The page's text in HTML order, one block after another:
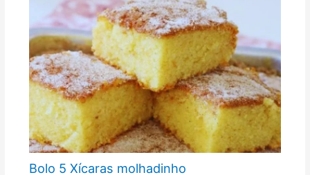
Bolo 5 Xícaras molhadinho